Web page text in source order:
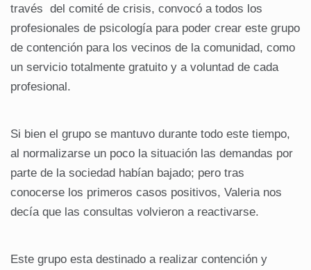
través del comité de crisis, convocó a todos los
profesionales de psicología para poder crear este grupo
de contención para los vecinos de la comunidad, como
un servicio totalmente gratuito y a voluntad de cada
profesional.
Si bien el grupo se mantuvo durante todo este tiempo,
al normalizarse un poco la situación las demandas por
parte de la sociedad habían bajado; pero tras
conocerse los primeros casos positivos, Valeria nos
decía que las consultas volvieron a reactivarse.
Este grupo esta destinado a realizar contención y